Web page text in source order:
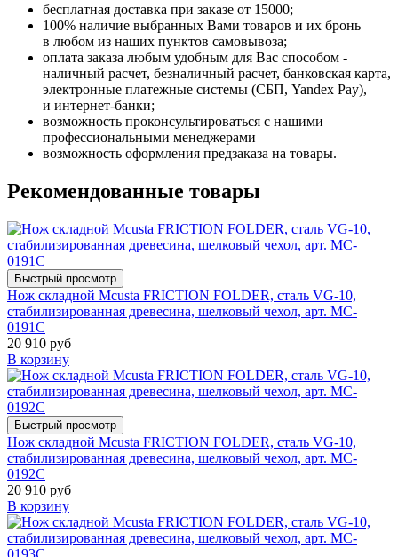
бесплатная доставка при заказе от 15000;
100% наличие выбранных Вами товаров и их бронь
в любом из наших пунктов самовывоза;
оплата заказа любым удобным для Вас способом -
наличный расчет, безналичный расчет, банковская карта,
электронные платежные системы (СБП, Yandex Pay),
и интернет-банки;
возможность проконсультироваться с нашими
профессиональными менеджерами
возможность оформления предзаказа на товары.
Рекомендованные товары
Быстрый просмотр
Нож складной Mcusta FRICTION FOLDER, сталь VG-10,
стабилизированная древесина, шелковый чехол, арт. MC-
0191C
20 910 руб
В корзину
Быстрый просмотр
Нож складной Mcusta FRICTION FOLDER, сталь VG-10,
стабилизированная древесина, шелковый чехол, арт. MC-
0192C
20 910 руб
В корзину